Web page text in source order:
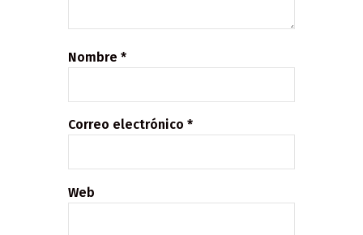
Nombre *
Correo electrónico *
Web